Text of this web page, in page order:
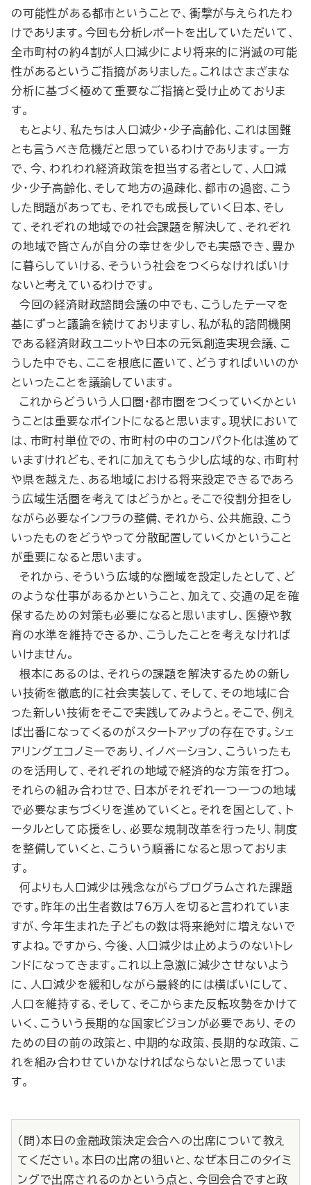
の可能性がある都市ということで、衝撃が与えられたわ
けであります。今回も分析レポートを出していただいて、
全市町村の約４割が人口減少により将来的に消滅の可能
性があるというご指摘がありました。これはさまざまな
分析に基づく極めて重要なご指摘と受け止めておりま
す。
もとより、私たちは人口減少・少子高齢化、これは国難
とも言うべき危機だと思っているわけであります。一方
で、今、われわれ経済政策を担当する者として、人口減
少・少子高齢化、そして地方の過疎化、都市の過密、こう
した問題があっても、それでも成長していく日本、そし
て、それぞれの地域での社会課題を解決して、それぞれ
の地域で皆さんが自分の幸せを少しでも実感でき、豊か
に暮らしていける、そういう社会をつくらなければいけ
ないと考えているわけです。
今回の経済財政諮問会議の中でも、こうしたテーマを
基にずっと議論を続けておりますし、私が私的諮問機関
である経済財政ユニットや日本の元気創造実現会議、こ
うした中でも、ここを根底に置いて、どうすればいいのか
といったことを議論しています。
これからどういう人口圏・都市圏をつくっていくかとい
うことは重要なポイントになると思います。現状において
は、市町村単位での、市町村の中のコンパクト化は進めて
いますけれども、それに加えてもう少し広域的な、市町村
や県を越えた、ある地域における将来設定できるであろ
う広域生活圏を考えてはどうかと。そこで役割分担をし
ながら必要なインフラの整備、それから、公共施設、こう
いったものをどうやって分散配置していくかということ
が重要になると思います。
それから、そういう広域的な圏域を設定したとして、ど
のような仕事があるかということ、加えて、交通の足を確
保するための対策も必要になると思いますし、医療や教
育の水準を維持できるか、こうしたことを考えなければ
いけません。
根本にあるのは、それらの課題を解決するための新し
い技術を徹底的に社会実装して、そして、その地域に合
った新しい技術をそこで実践してみようと。そこで、例え
ば出番になってくるのがスタートアップの存在です。シェ
アリングエコノミーであり、イノベーション、こういったも
のを活用して、それぞれの地域で経済的な方策を打つ。
それらの組み合わせで、日本がそれぞれ一つ一つの地域
で必要なまちづくりを進めていくと。それを国として、ト
ータルとして応援をし、必要な規制改革を行ったり、制度
を整備していくと、こういう順番になると思っておりま
す。
何よりも人口減少は残念ながらプログラムされた課題
です。昨年の出生者数は76万人を切ると言われていま
すが、今年生まれた子どもの数は将来絶対に増えないで
すよね。ですから、今後、人口減少は止めようのないトレ
ンドになってきます。これ以上急激に減少させないよう
に、人口減少を緩和しながら最終的には横ばいにして、
人口を維持する、そして、そこからまた反転攻勢をかけて
いく、こういう長期的な国家ビジョンが必要であり、その
ための目の前の政策と、中期的な政策、長期的な政策、こ
れを組み合わせていかなければならないと思っていま
す。
（問）本日の金融政策決定会合への出席について教え
てください。本日の出席の狙いと、なぜ本日このタイミ
ングで出席されるのかという点と、今回会合ですと政